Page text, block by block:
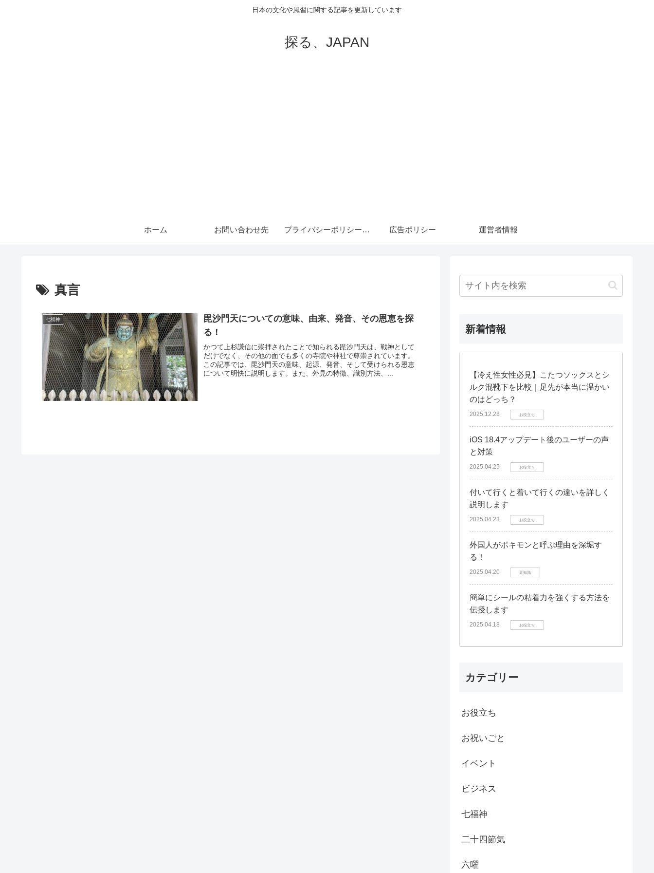
日本の文化や風習に関する記事を更新しています
探る、JAPAN
ホーム お問い合わせ先 プライバシーポリシー・免責事項 広告ポリシー 運営者情報
真言
七福神
毘沙門天についての意味、由来、発音、その恩恵を探
る！
かつて上杉謙信に崇拝されたことで知られる毘沙門天は、戦神として
だけでなく、その他の面でも多くの寺院や神社で尊崇されています。
この記事では、毘沙門天の意味、起源、発音、そして受けられる恩恵
について明快に説明します。また、外見の特徴、識別方法、...
新着情報
【冷え性女性必見】こたつソックスとシ
ルク混靴下を比較｜足先が本当に温かい
のはどっち？
2025.12.28 お役立ち
iOS 18.4アップデート後のユーザーの声
と対策
2025.04.25 お役立ち
付いて行くと着いて行くの違いを詳しく
説明します
2025.04.23 お役立ち
外国人がポキモンと呼ぶ理由を深堀す
る！
2025.04.20 豆知識
簡単にシールの粘着力を強くする方法を
伝授します
2025.04.18 お役立ち
カテゴリー
お役立ち
お祝いごと
イベント
ビジネス
七福神
二十四節気
六曜